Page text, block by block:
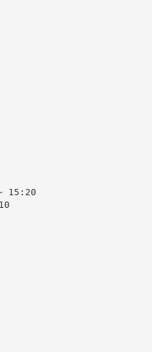
15:20